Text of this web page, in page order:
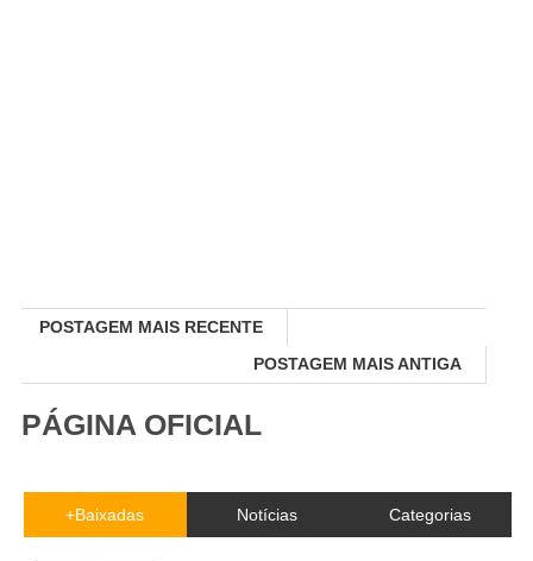
POSTAGEM MAIS RECENTE
POSTAGEM MAIS ANTIGA
PÁGINA OFICIAL
+Baixadas Notícias Categorias